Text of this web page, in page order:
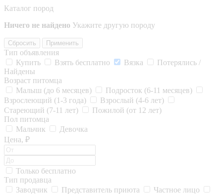
Каталог пород
Ничего не найдено Укажите другую породу
Сбросить Применить
Тип объявления
Купить
Взять бесплатно Вязка
Потерялись /
Найдены
Возраст питомца
Малыш (до 6 месяцев)
Подросток (6-11 месяцев)
Взрослеющий (1-3 года)
Взрослый (4-6 лет)
Стареющий (7-11 лет)
Пожилой (от 12 лет)
Пол питомца
Мальчик
Девочка
Цена, ₽
Только бесплатно
Тип продавца
Заводчик
Представитель приюта
Частное лицо